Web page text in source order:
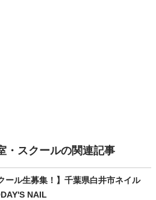
・スクールの関連記事
ール生募集！】千葉県白井市ネイル
スクールTODAY'S NAIL